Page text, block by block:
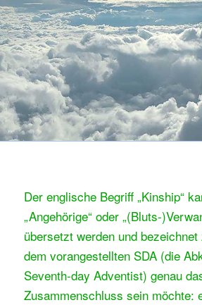
Der englische Begriff „Kinship“
„Angehörige“ oder „(Bluts-
übersetzt werden und
dem vorangestellten SDA (die
Seventh-day Adventist) genau
Zusammenschluss sein möchte: